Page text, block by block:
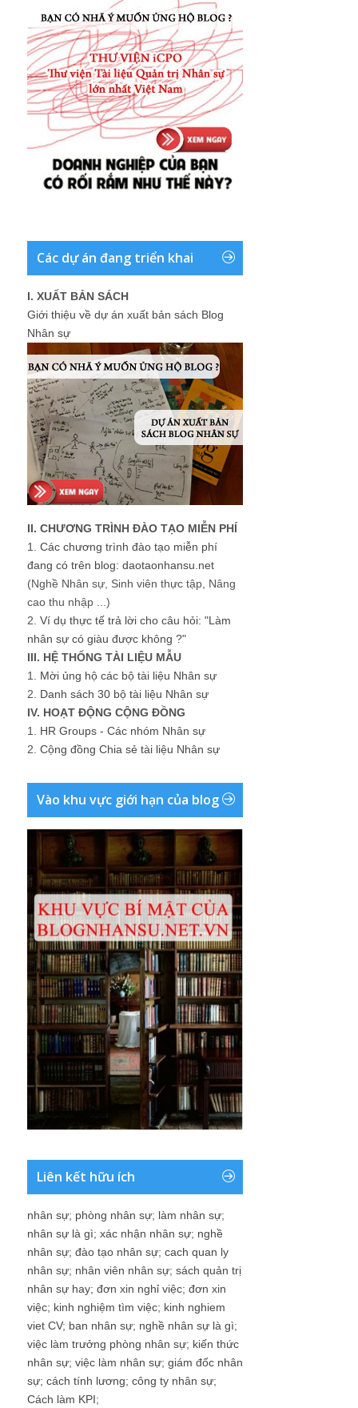
Các dự án đang triển khai
I. XUẤT BẢN SÁCH
Giới thiệu về dự án xuất bản sách Blog
Nhân sự
II. CHƯƠNG TRÌNH ĐÀO TẠO MIỄN PHÍ
1. Các chương trình đào tạo miễn phí
đang có trên blog: daotaonhansu.net
(Nghề Nhân sự, Sinh viên thực tập, Nâng
cao thu nhập ...)
2. Ví dụ thực tế trả lời cho câu hỏi: "Làm
nhân sự có giàu được không ?"
III. HỆ THỐNG TÀI LIỆU MẪU
1. Mời ủng hộ các bộ tài liệu Nhân sự
2. Danh sách 30 bộ tài liệu Nhân sự
IV. HOẠT ĐỘNG CỘNG ĐỒNG
1. HR Groups - Các nhóm Nhân sự
2. Cộng đồng Chia sẻ tài liệu Nhân sự
Vào khu vực giới hạn của blog
Liên kết hữu ích
nhân sự; phòng nhân sự; làm nhân sự;
nhân sự là gì; xác nhận nhân sự; nghề
nhân sự; đào tạo nhân sự; cach quan ly
nhân sự; nhân viên nhân sự; sách quản trị
nhân sự hay; đơn xin nghỉ việc; đơn xin
việc; kinh nghiệm tìm việc; kinh nghiem
viet CV; ban nhân sự; nghề nhân sự là gì;
việc làm trưởng phòng nhân sự; kiến thức
nhân sự; việc làm nhân sự; giám đốc nhân
sự; cách tính lương; công ty nhân sự;
Cách làm KPI;